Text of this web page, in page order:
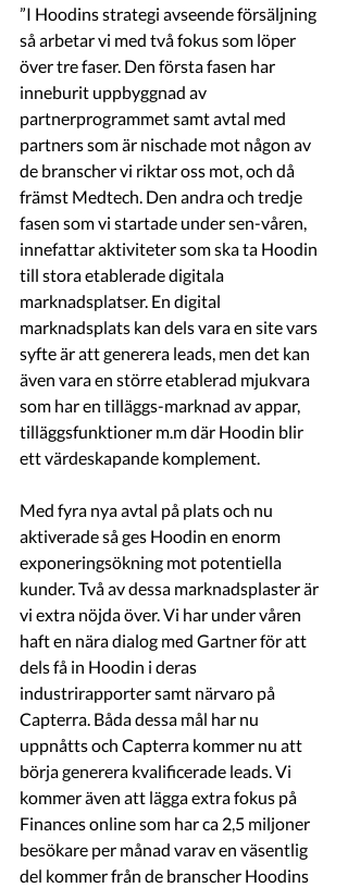
”I Hoodins strategi avseende försäljning
så arbetar vi med två fokus som löper
över tre faser. Den första fasen har
inneburit uppbyggnad av
partnerprogrammet samt avtal med
partners som är nischade mot någon av
de branscher vi riktar oss mot, och då
främst Medtech. Den andra och tredje
fasen som vi startade under sen-våren,
innefattar aktiviteter som ska ta Hoodin
till stora etablerade digitala
marknadsplatser. En digital
marknadsplats kan dels vara en site vars
syfte är att generera leads, men det kan
även vara en större etablerad mjukvara
som har en tilläggs-marknad av appar,
tilläggsfunktioner m.m där Hoodin blir
ett värdeskapande komplement.
Med fyra nya avtal på plats och nu
aktiverade så ges Hoodin en enorm
exponeringsökning mot potentiella
kunder. Två av dessa marknadsplaster är
vi extra nöjda över. Vi har under våren
haft en nära dialog med Gartner för att
dels få in Hoodin i deras
industrirapporter samt närvaro på
Capterra. Båda dessa mål har nu
uppnåtts och Capterra kommer nu att
börja generera kvalificerade leads. Vi
kommer även att lägga extra fokus på
Finances online som har ca 2,5 miljoner
besökare per månad varav en väsentlig
del kommer från de branscher Hoodins